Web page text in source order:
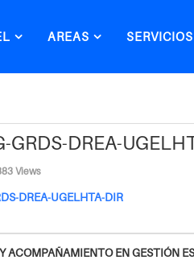
AREAS SERVICIOS
DREA-
Views
ACOMPAÑAMIENTO EN GESTIÓN